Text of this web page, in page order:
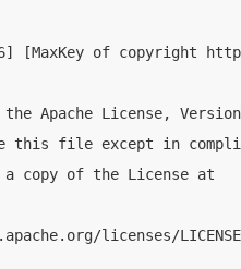
[MaxKey of copyright
the Apache License,
this file except in
a copy of the License at
licenses/